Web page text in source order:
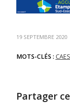
19 SEPTEMBRE 2020
MOTS-CLÉS :
Partager